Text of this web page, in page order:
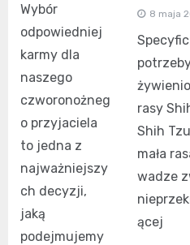
Wybór
odpowiedniej
karmy dla
naszego
czworonożneg
o przyjaciela
to jedna z
najważniejszy
ch decyzji,
jaką
podejmujemy
8 maja
rasy
Shih
mała
wadze
ącej